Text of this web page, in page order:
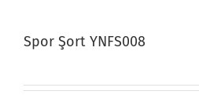
Spor Şort YNFS008